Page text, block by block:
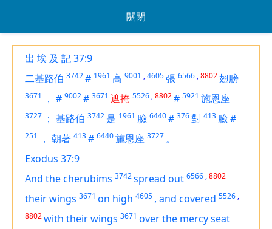
關閉
出 埃 及 記 37:9
二基路伯 3742# 1961 高 9001 ,4605張 6566 ,8802翅膀
3671 ， # 9002# 3671 遮掩 5526 ,8802# 5921 施恩座
3727 ； 基路伯 3742 是 1961 臉 6440# 376對 413 臉#
251 ， 朝著 413# 6440施恩座 3727 。
Exodus 37:9
And the cherubims 3742spread out 6566 ,8802
theirwings 3671 on high 4605 , and covered 5526 ,
8802with their wings 3671 over the mercy seat